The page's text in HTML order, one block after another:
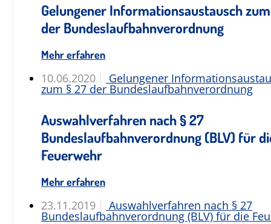
Gelungener Informationsaustausch
der Bundeslaufbahnverordnung
Mehr erfahren
10.06.2020 Gelungener
zum § 27 der Bundeslaufbahnverordnung
Auswahlverfahren nach § 27
Bundeslaufbahnverordnung (BLV) für
Feuerwehr
Mehr erfahren
23.11.2019 Auswahlverfahren nach § 27
Bundeslaufbahnverordnung (BLV) für die